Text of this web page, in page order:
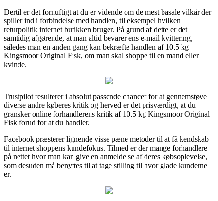
Dertil er det fornuftigt at du er vidende om de mest basale vilkår der
spiller ind i forbindelse med handlen, til eksempel hvilken
returpolitik internet butikken bruger. På grund af dette er det
samtidig afgørende, at man altid bevarer ens e-mail kvittering,
således man en anden gang kan bekræfte handlen af 10,5 kg
Kingsmoor Original Fisk, om man skal shoppe til en mand eller
kvinde.
Trustpilot resulterer i absolut passende chancer for at gennemstøve
diverse andre køberes kritik og herved er det prisværdigt, at du
gransker online forhandlerens kritik af 10,5 kg Kingsmoor Original
Fisk forud for at du handler.
Facebook præsterer lignende visse pæne metoder til at få kendskab
til internet shoppens kundefokus. Tilmed er der mange forhandlere
på nettet hvor man kan give en anmeldelse af deres købsoplevelse,
som desuden må benyttes til at tage stilling til hvor glade kunderne
er.